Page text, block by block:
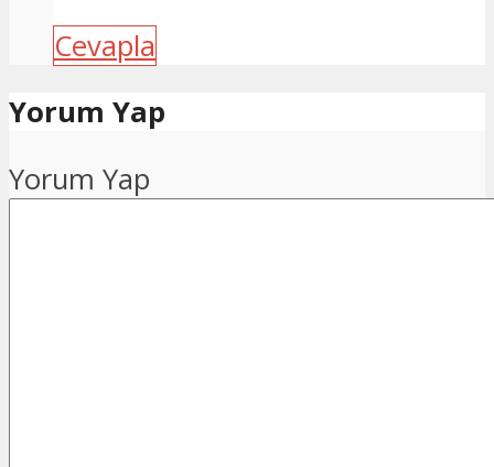
Cevapla
Yorum Yap
Yorum Yap